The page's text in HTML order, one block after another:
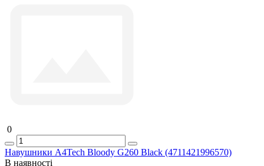
0
Навушники A4Tech Bloody G260 Black (4711421996570)
В наявності